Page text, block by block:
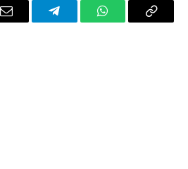
Email TelegramWhatsAppCopy